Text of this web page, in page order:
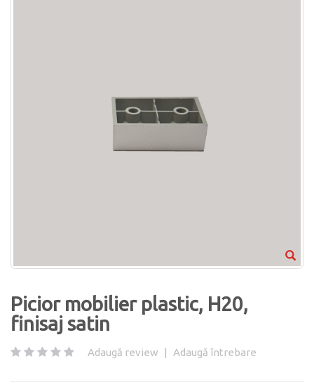
Picior mobilier plastic, H20,
finisaj satin
Adaugă review | Adaugă întrebare